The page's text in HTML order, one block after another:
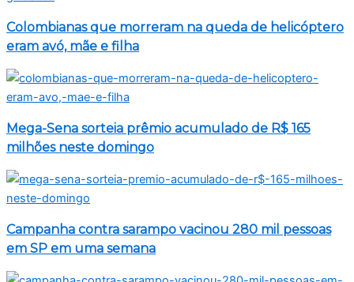
Colombianas que morreram na queda de helicóptero
eram avó, mãe e filha
Mega-Sena sorteia prêmio acumulado de R$ 165
milhões neste domingo
Campanha contra sarampo vacinou 280 mil pessoas
em SP em uma semana